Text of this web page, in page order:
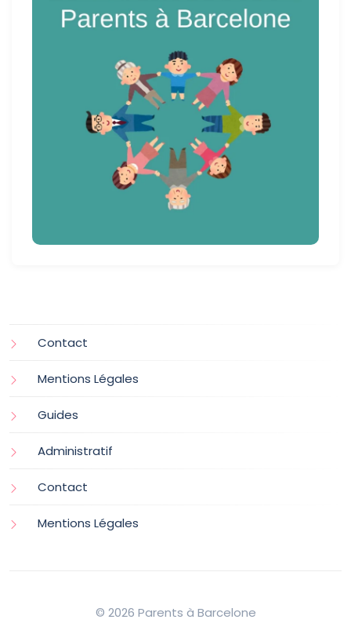
Contact
Mentions Légales
Guides
Administratif
Contact
Mentions Légales
© 2026 Parents à Barcelone